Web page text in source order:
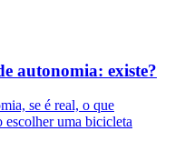
autonomia: existe?
se é real, o que
escolher uma bicicleta